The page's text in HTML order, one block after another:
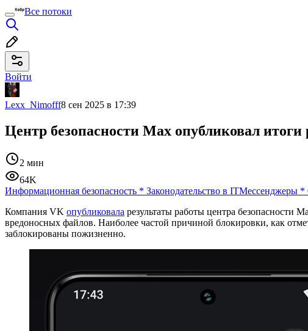
Все потоки
Войти
Lexx_Nimofff8 сен 2025 в 17:39
Центр безопасности Max опубликовал итоги
2 мин
64K
Информационная безопасность * Законодательство в ITМессенджеры *
Компания VK опубликовала результаты работы центра безопасности
вредоносных файлов. Наиболее частой причиной блокировки, как
заблокированы пожизненно.